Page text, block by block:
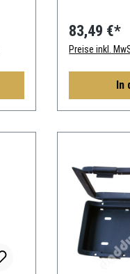
83,49 €*
Preise inkl.
In